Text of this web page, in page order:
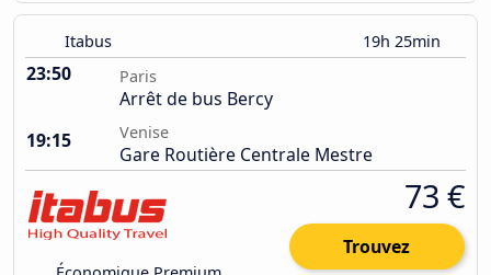
Itabus 19h 25min
23:50 Paris
Arrêt de bus Bercy
19:15
Venise
Gare Routière Centrale Mestre
73 €
Trouvez